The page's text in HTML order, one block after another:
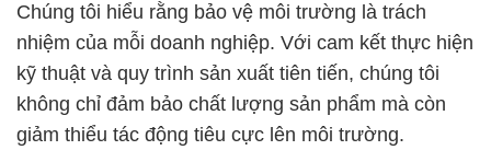
Chúng tôi hiểu rằng bảo vệ môi trường là trách
nhiệm của mỗi doanh nghiệp. Với cam kết thực hiện
kỹ thuật và quy trình sản xuất tiên tiến, chúng tôi
không chỉ đảm bảo chất lượng sản phẩm mà còn
giảm thiểu tác động tiêu cực lên môi trường.